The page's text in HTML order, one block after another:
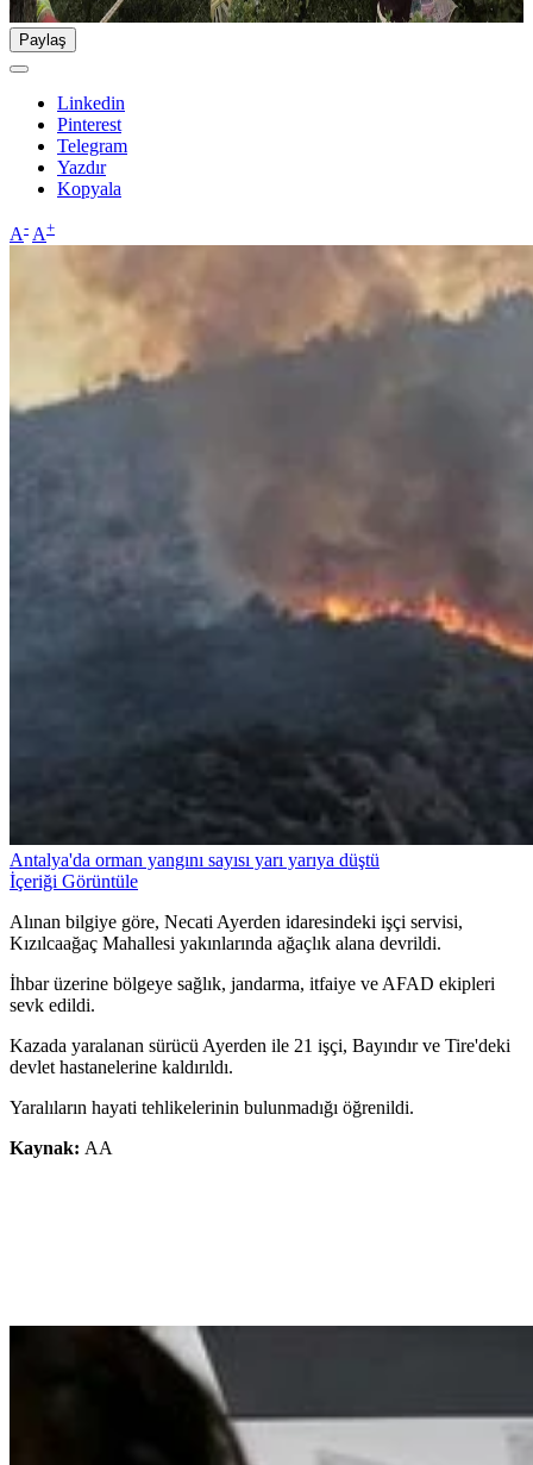
Paylaş
Linkedin
Pinterest
Telegram
Yazdır
Kopyala
A- A+
Antalya'da orman yangını sayısı yarı yarıya düştü
İçeriği Görüntüle
Alınan bilgiye göre, Necati Ayerden idaresindeki işçi servisi,
Kızılcaağaç Mahallesi yakınlarında ağaçlık alana devrildi.
İhbar üzerine bölgeye sağlık, jandarma, itfaiye ve AFAD ekipleri
sevk edildi.
Kazada yaralanan sürücü Ayerden ile 21 işçi, Bayındır ve Tire'deki
devlet hastanelerine kaldırıldı.
Yaralıların hayati tehlikelerinin bulunmadığı öğrenildi.
Kaynak: AA